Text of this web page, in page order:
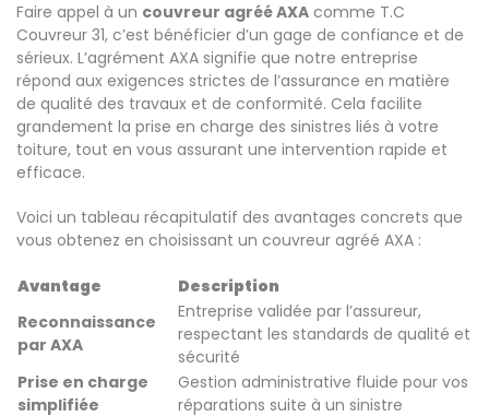
Faire appel à un couvreur agréé AXA comme T.C
Couvreur 31, c’est bénéficier d’un gage de confiance et de
sérieux. L’agrément AXA signifie que notre entreprise
répond aux exigences strictes de l’assurance en matière
de qualité des travaux et de conformité. Cela facilite
grandement la prise en charge des sinistres liés à votre
toiture, tout en vous assurant une intervention rapide et
efficace.
Voici un tableau récapitulatif des avantages concrets que
vous obtenez en choisissant un couvreur agréé AXA :
Avantage
Description
Reconnaissance
par AXA
Entreprise validée par l’assureur,
respectant les standards de qualité et
sécurité
Prise en charge
simplifiée
Gestion administrative fluide pour vos
réparations suite à un sinistre